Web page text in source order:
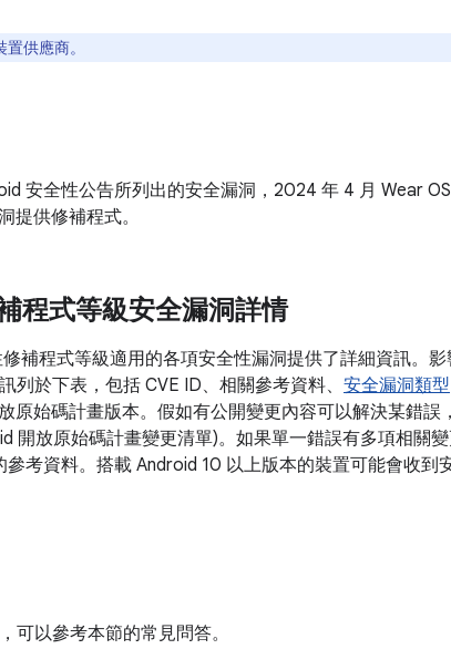
供應商。
安全性公告所列出的安全漏洞，2024 年 4 月 Wear
提供修補程式。
程式等級安全漏洞詳情
補程式等級適用的各項安全性漏洞提供了詳細資訊。影
於下表，包括 CVE ID、相關參考資料、 安全漏洞類型
原始碼計畫版本。假如有公開變更內容可以解決某錯誤
開放原始碼計畫變更清單)。如果單一錯誤有多項相關
考資料。搭載 Android 10 以上版本的裝置可能會收到
可以參考本節的常見問答。